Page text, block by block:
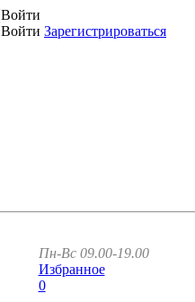
Войти
Войти Зарегистрироваться
Пн-Вс 09.00-19.00
Избранное
0